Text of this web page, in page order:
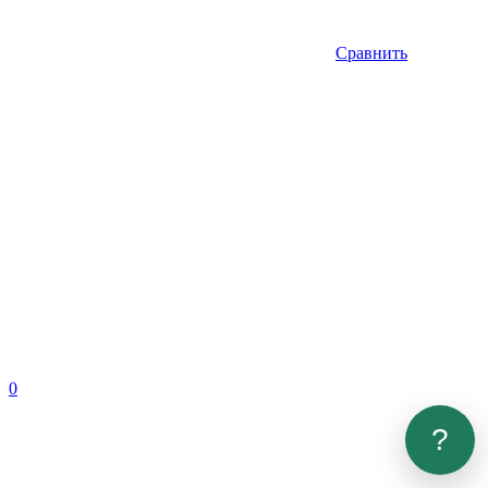
Сравнить
0
?